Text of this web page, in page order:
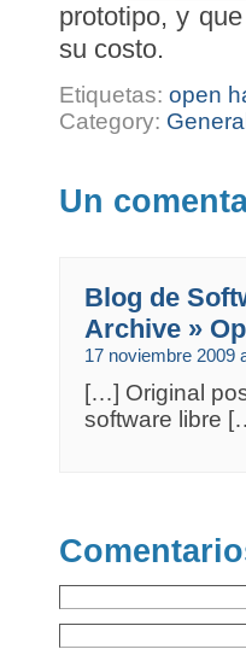
prototipo, y
su costo.
Etiquetas: open
Category: General
Un
Blog de
Archive »
17 noviembre 2009
[…] Original
software libre